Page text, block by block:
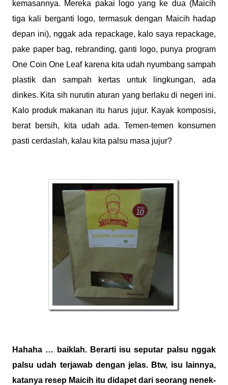
kemasannya. Mereka pakai logo yang ke dua (Maicih
tiga kali berganti logo, termasuk dengan Maicih hadap
depan ini), nggak ada repackage, kalo saya repackage,
pake paper bag, rebranding, ganti logo, punya program
One Coin One Leaf karena kita udah nyumbang sampah
plastik dan sampah kertas untuk lingkungan, ada
dinkes. Kita sih nurutin aturan yang berlaku di negeri ini.
Kalo produk makanan itu harus jujur. Kayak komposisi,
berat bersih, kita udah ada. Temen-temen konsumen
pasti cerdaslah, kalau kita palsu masa jujur?
Hahaha … baiklah. Berarti isu seputar palsu nggak
palsu udah terjawab dengan jelas. Btw, isu lainnya,
katanya resep Maicih itu didapet dari seorang nenek-